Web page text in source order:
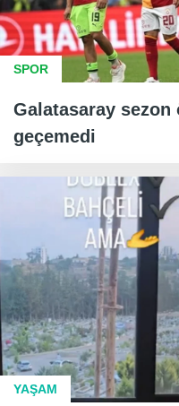
SPOR
Galatasaray sezon
geçemedi
YAŞAM